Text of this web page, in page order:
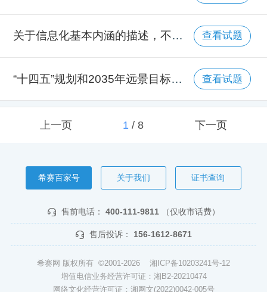
关于信息化基本内涵的描述，不正确的是（）。 查看试题
“十四五”规划和2035年远景目标纲要提出，到2035年基本实现（）。 查看试题
上一页 1/ 8 下一页
希赛百家号 关于我们 证书查询
售前电话： 400-111-9811 （仅收市话费）
售后投诉： 156-1612-8671
希赛网 版权所有 ©2001-2026 湘ICP备10203241号-12
增值电信业务经营许可证：湘B2-20210474
网络文化经营许可证：湘网文(2022)0042-005号